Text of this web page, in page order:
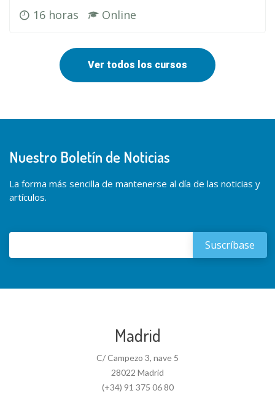
16 horas Online
Ver todos los cursos
Nuestro Boletín de Noticias
La forma más sencilla de mantenerse al día de las noticias y
artículos.
Madrid
C/ Campezo 3, nave 5
28022 Madrid
(+34) 91 375 06 80